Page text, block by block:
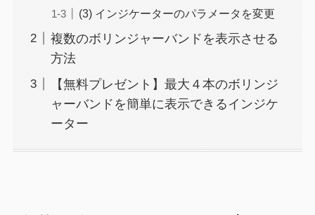
(3) インジケーターのパラメータを変更
複数のボリンジャーバンドを表示させる
方法
【無料プレゼント】最大４本のボリンジ
ャーバンドを簡単に表示できるインジケ
ーター